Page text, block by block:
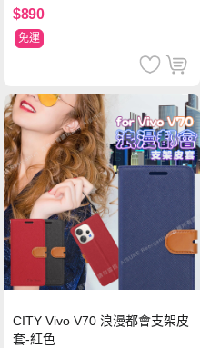
$890
免運
CITY Vivo V70 浪漫都會支架皮
套-紅色